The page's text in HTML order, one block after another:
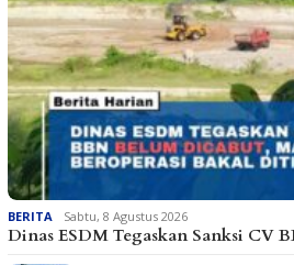
BERITA Sabtu, 8 Agustus 2026
Dinas ESDM Tegaskan Sanksi CV